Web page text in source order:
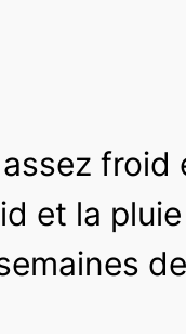
froid
et la pluie
de